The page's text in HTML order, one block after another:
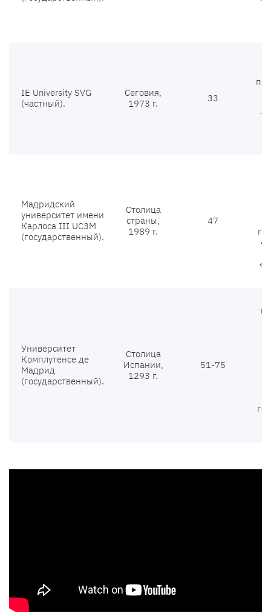
IE University SVG
(частный).
Сеговия,
1973 г.
33
Мадридский
университет имени
Карлоса III UC3M
(государственный).
Столица
страны,
1989 г.
47
Университет
Комплутенсе де
Мадрид
(государственный).
Столица
Испании,
1293 г.
51-75